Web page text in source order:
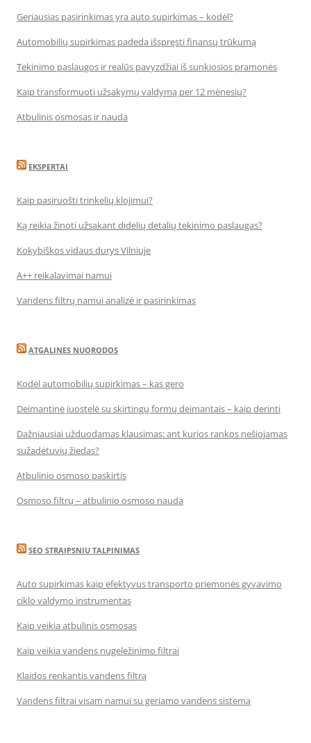
Geriausias pasirinkimas yra auto supirkimas – kodėl?
Automobilių supirkimas padeda išspręsti finansų trūkumą
Tekinimo paslaugos ir realūs pavyzdžiai iš sunkiosios pramonės
Kaip transformuoti užsakymų valdymą per 12 mėnesių?
Atbulinis osmosas ir nauda
EKSPERTAI
Kaip pasiruošti trinkelių klojimui?
Ką reikia žinoti užsakant didelių detalių tekinimo paslaugas?
Kokybiškos vidaus durys Vilniuje
A++ reikalavimai namui
Vandens filtrų namui analizė ir pasirinkimas
ATGALINES NUORODOS
Kodėl automobilių supirkimas – kas gero
Deimantinė juostelė su skirtingų formų deimantais – kaip derinti
Dažniausiai užduodamas klausimas: ant kurios rankos nešiojamas
sužadėtuvių žiedas?
Atbulinio osmoso paskirtis
Osmoso filtrų – atbulinio osmoso nauda
SEO STRAIPSNIU TALPINIMAS
Auto supirkimas kaip efektyvus transporto priemonės gyvavimo
ciklo valdymo instrumentas
Kaip veikia atbulinis osmosas
Kaip veikia vandens nugeležinimo filtrai
Klaidos renkantis vandens filtrą
Vandens filtrai visam namui su geriamo vandens sistema